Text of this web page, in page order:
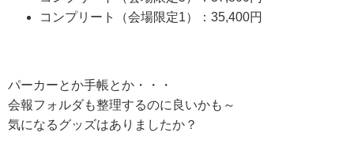
コンプリート（会場限定1）：35,400円
パーカーとか手帳とか・・・
会報フォルダも整理するのに良いかも～
気になるグッズはありましたか？